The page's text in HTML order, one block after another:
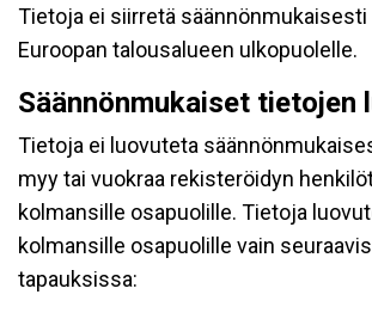
Tietoja ei siirretä säännönmukaisesti
Euroopan talousalueen ulkopuolelle.
Säännönmukaiset tietojen
Tietoja ei luovuteta
myy tai vuokraa rekisteröidyn
kolmansille osapuolille. Tietoja
kolmansille osapuolille vain
tapauksissa: